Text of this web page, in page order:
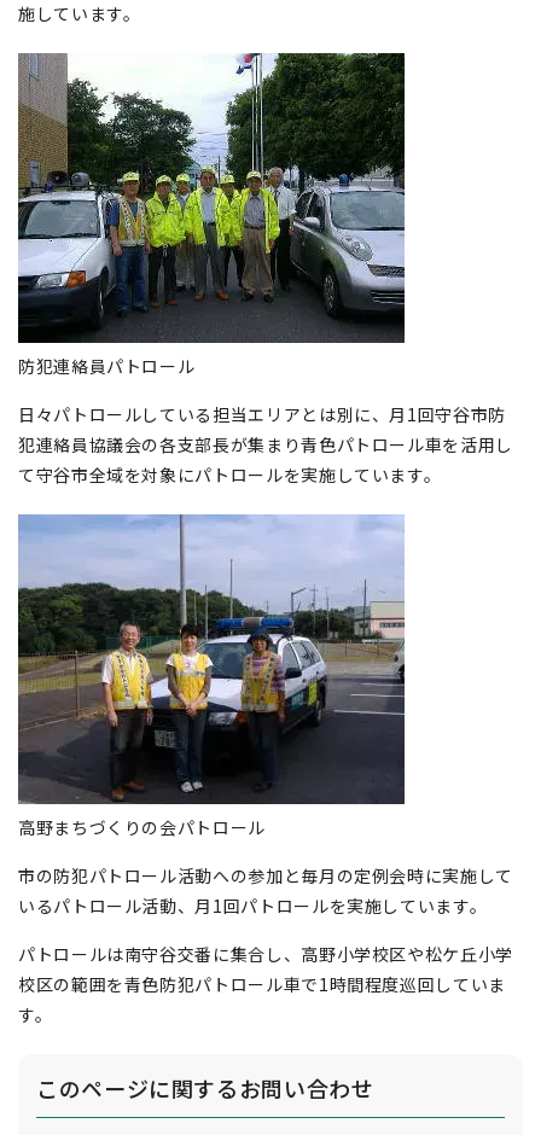
施しています。
防犯連絡員パトロール
日々パトロールしている担当エリアとは別に、月1回守谷市防
犯連絡員協議会の各支部長が集まり青色パトロール車を活用し
て守谷市全域を対象にパトロールを実施しています。
高野まちづくりの会パトロール
市の防犯パトロール活動への参加と毎月の定例会時に実施して
いるパトロール活動、月1回パトロールを実施しています。
パトロールは南守谷交番に集合し、高野小学校区や松ケ丘小学
校区の範囲を青色防犯パトロール車で1時間程度巡回していま
す。
このページに関するお問い合わせ